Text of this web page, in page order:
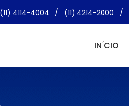
(11) 4114-4004 / (11) 4214-2000 /
INÍCIO